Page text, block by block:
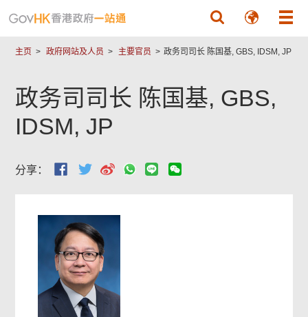
主页 政府网站及人员 主要官员 政务司司长 陈国基, GBS, IDSM, JP
政务司司长 陈国基, GBS,
IDSM, JP
分享：